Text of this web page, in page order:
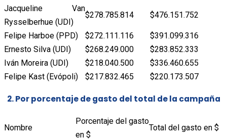
Jacqueline Van
Rysselberhue (UDI)
$278.785.814 $476.151.752
Felipe Harboe (PPD) $272.111.116
$391.099.316
Ernesto Silva (UDI)
$268.249.000
$283.852.333
Iván Moreira (UDI)
$218.040.500
$336.460.655
Felipe Kast (Evópoli)
$217.832.465 $220.173.507
2. Por porcentaje de gasto del total de la campaña
Nombre
Porcentaje del gasto
en $
Total del gasto en $